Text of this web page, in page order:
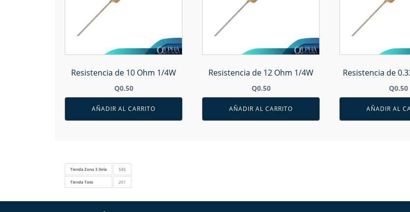
Resistencia de 10 Ohm 1/4W
Q0.50
AÑADIR AL CARRITO
Resistencia de 12 Ohm 1/4W
Q0.50
AÑADIR AL CARRITO
Resistencia de
Q0.50
AÑADIR AL
Tienda Zona 3 Xela 586
Tienda Toto 201